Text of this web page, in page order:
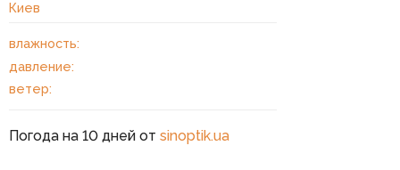
Киев
влажность:
давление:
ветер:
Погода на 10 дней от sinoptik.ua